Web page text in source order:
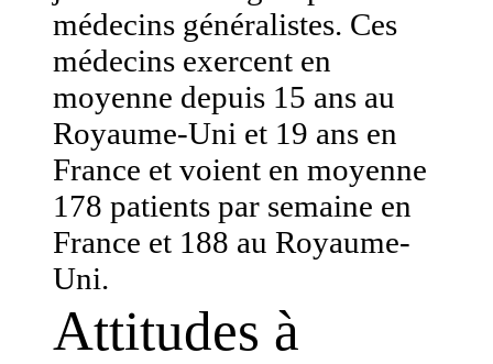
médecins généralistes. Ces
médecins exercent en
moyenne depuis 15 ans au
Royaume-Uni et 19 ans en
France et voient en moyenne
178 patients par semaine en
France et 188 au Royaume-
Uni.
Attitudes à